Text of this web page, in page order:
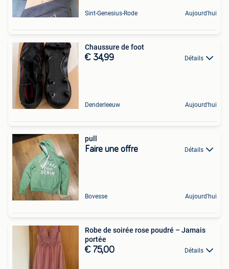
Sint-Genesius-Rode Aujourd'hui
Chaussure de foot
€ 34,99 Détails
Denderleeuw Aujourd'hui
pull
Faire une offre Détails
Bovesse Aujourd'hui
Robe de soirée rose poudré – Jamais
portée
€ 75,00 Détails